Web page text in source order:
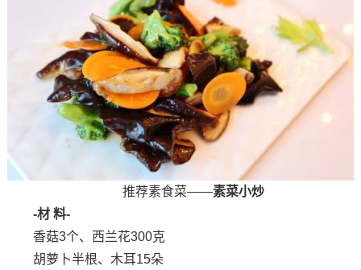
推荐素食菜——素菜小炒
-材 料-
香菇3个、西兰花300克
胡萝卜半根、木耳15朵